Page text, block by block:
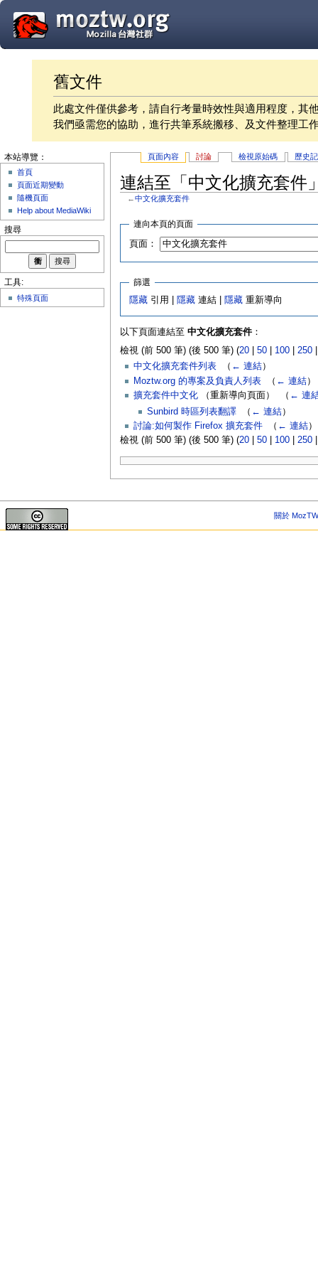
舊文件
此處文件僅供參考，請自行考量時效性與適用程度，其
我們亟需您的協助，進行共筆系統搬移、及文件整理工
頁面內容 討論 檢視原始碼 歷史
連結至「中文化擴充套件
←中文化擴充套件
連向本頁的頁面
頁面：
篩選
隱藏 引用 | 隱藏 連結 | 隱藏 重新導向
以下頁面連結至 中文化擴充套件：
檢視 (前 500 筆) (後 500 筆) (20| 50| 100| 250
中文化擴充套件列表‎ （ ← 連結）
Moztw.org 的專案及負責人列表‎ （ ← 連結）
擴充套件中文化（重新導向頁面） ‎ （ ← 連
Sunbird 時區列表翻譯‎ （ ← 連結）
討論:如何製作 Firefox 擴充套件‎ （ ← 連結）
檢視 (前 500 筆) (後 500 筆) (20| 50| 100| 250
本站導覽：
首頁
頁面近期變動
隨機頁面
Help about MediaWiki
搜尋
工具:
特殊頁面
關於